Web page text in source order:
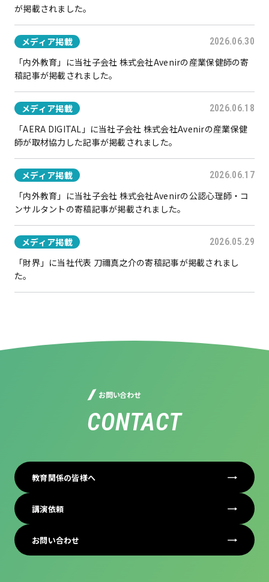
が掲載されました。
メディア掲載 2026.06.30
「内外教育」に当社子会社 株式会社Avenirの産業保健師の寄
稿記事が掲載されました。
メディア掲載 2026.06.18
「AERA DIGITAL」に当社子会社 株式会社Avenirの産業保健
師が取材協力した記事が掲載されました。
メディア掲載 2026.06.17
「内外教育」に当社子会社 株式会社Avenirの公認心理師・コ
ンサルタントの寄稿記事が掲載されました。
メディア掲載 2026.05.29
「財界」に当社代表 刀禰真之介の寄稿記事が掲載されまし
た。
お問い合わせ
CONTACT
教育関係の皆様へ
講演依頼
お問い合わせ